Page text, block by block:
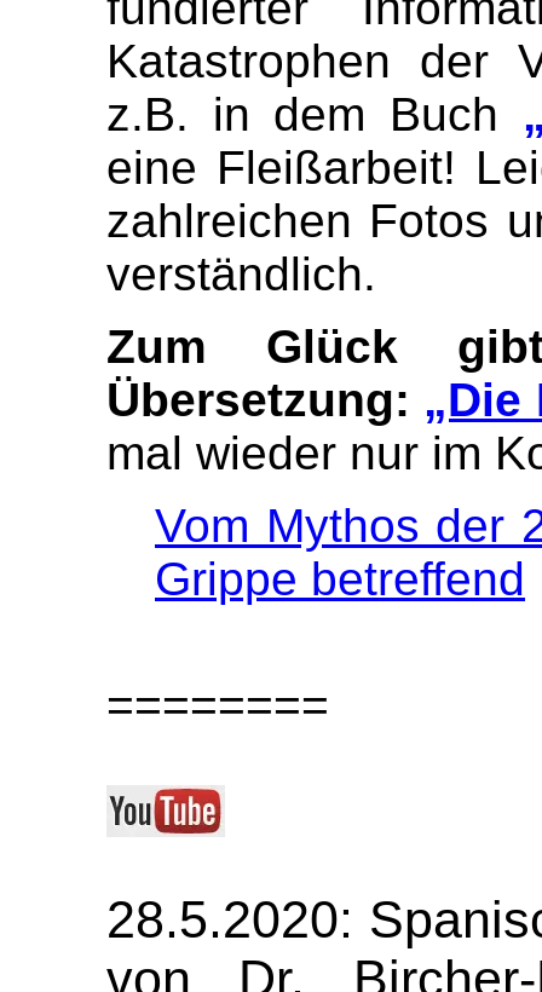
Katastrophen der
z.B. in dem Buch
eine Fleißarbeit!
zahlreichen Fotos
verständlich.
Zum Glück
Übersetzung:
mal wieder nur im
Vom Mythos der
Grippe betreffend
========
28.5.2020:
von Dr.